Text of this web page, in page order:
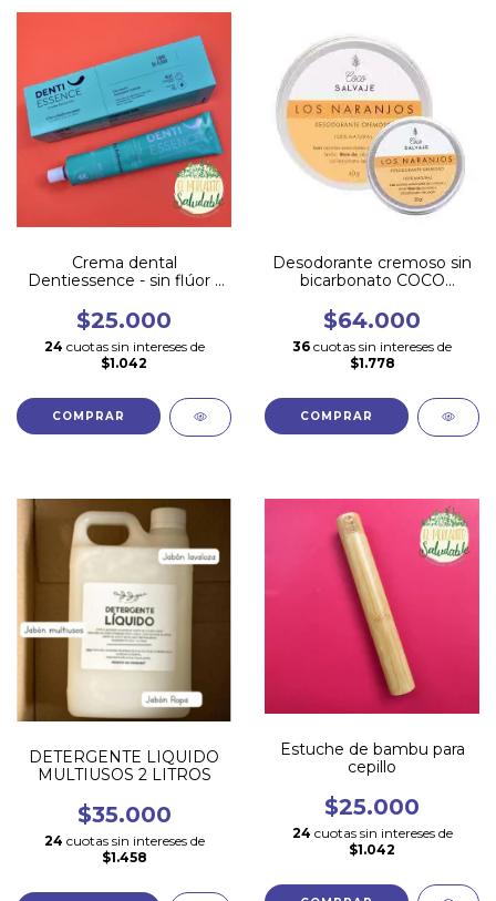
Crema dental
Dentiessence - sin flúor -
MENTA INTENSA - 90gr
$25.000
24 cuotas sin intereses de
$1.042
Desodorante cremoso sin
bicarbonato COCO
$64.000
36 cuotas sin intereses de
$1.778
COMPRAR
DETERGENTE LIQUIDO
MULTIUSOS 2 LITROS
$35.000
24 cuotas sin intereses de
$1.458
Estuche de bambu para
cepillo
$25.000
24 cuotas sin intereses de
$1.042